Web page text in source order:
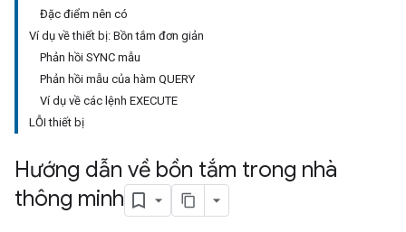
Đặc điểm nên có
Ví dụ về thiết bị: Bồn tắm đơn giản
Phản hồi SYNC mẫu
Phản hồi mẫu của hàm QUERY
Ví dụ về các lệnh EXECUTE
LỖI thiết bị
Hướng dẫn về bồn tắm trong nhà
thông minh